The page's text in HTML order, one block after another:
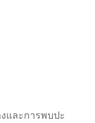
และการพบปะ